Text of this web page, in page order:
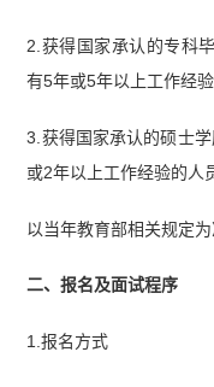
2.获得国家承认的专科
有5年或5年以上工作经验
3.获得国家承认的硕士
或2年以上工作经验的人
以当年教育部相关规定为
二、报名及面试程序
1.报名方式